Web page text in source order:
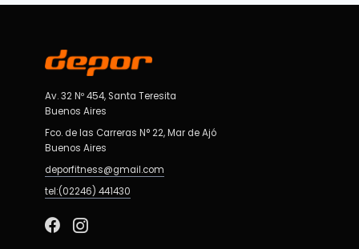
Av. 32 Nº 454, Santa Teresita
Buenos Aires
Fco. de las Carreras N° 22, Mar de Ajó
Buenos Aires
deporfitness@gmail.com
tel:(02246) 441430